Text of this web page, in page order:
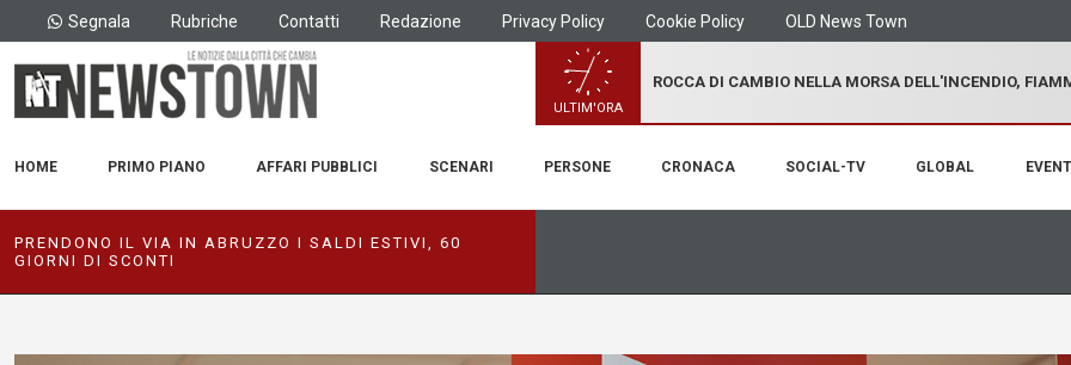
Segnala Rubriche Contatti Redazione Privacy Policy Cookie Policy OLD News Town
ULTIM'ORA
ROCCA DI CAMBIO NELLA MORSA DELL'INCENDIO,
HOME PRIMO PIANO AFFARI PUBBLICI SCENARI PERSONE CRONACA SOCIAL-TV GLOBAL
PRENDONO IL VIA IN ABRUZZO I SALDI ESTIVI, 60
GIORNI DI SCONTI